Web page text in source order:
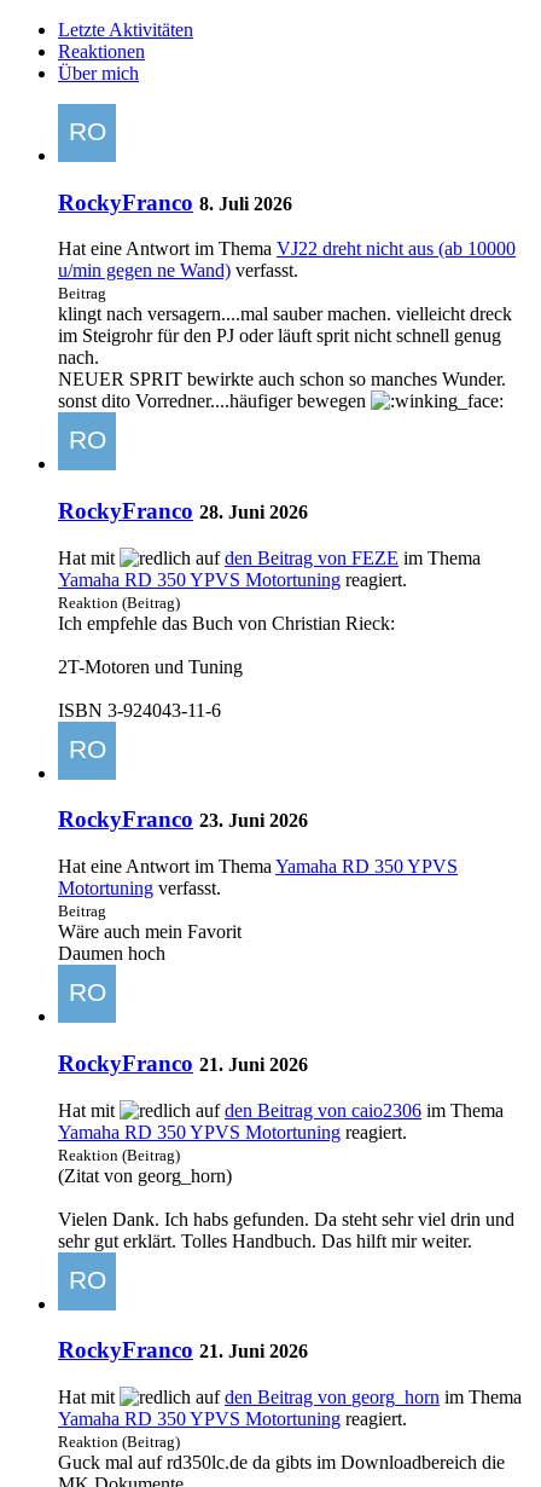
Letzte Aktivitäten
Reaktionen
Über mich
RockyFranco 8. Juli 2026
Hat eine Antwort im Thema VJ22 dreht nicht aus (ab 10000
u/min gegen ne Wand) verfasst.
Beitrag
klingt nach versagern....mal sauber machen. vielleicht dreck
im Steigrohr für den PJ oder läuft sprit nicht schnell genug
nach.
NEUER SPRIT bewirkte auch schon so manches Wunder.
sonst dito Vorredner....häufiger bewegen
RockyFranco 28. Juni 2026
Hat mit aufden Beitrag von FEZE im Thema
Yamaha RD 350 YPVS Motortuning reagiert.
Reaktion (Beitrag)
Ich empfehle das Buch von Christian Rieck:
2T-Motoren und Tuning
ISBN 3-924043-11-6
RockyFranco 23. Juni 2026
Hat eine Antwort im Thema Yamaha RD 350 YPVS
Motortuning verfasst.
Beitrag
Wäre auch mein Favorit
Daumen hoch
RockyFranco 21. Juni 2026
Hat mit aufden Beitrag von caio2306 im Thema
Yamaha RD 350 YPVS Motortuning reagiert.
Reaktion (Beitrag)
(Zitat von georg_horn)
Vielen Dank. Ich habs gefunden. Da steht sehr viel drin und
sehr gut erklärt. Tolles Handbuch. Das hilft mir weiter.
RockyFranco 21. Juni 2026
Hat mit aufden Beitrag von georg_horn im Thema
Yamaha RD 350 YPVS Motortuning reagiert.
Reaktion (Beitrag)
Guck mal auf rd350lc.de da gibts im Downloadbereich die